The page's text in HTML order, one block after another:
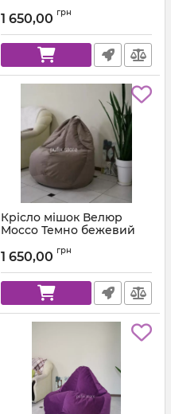
1 650,00 грн
Крісло мішок Велюр
Mocco Темно бежевий
1 650,00 грн